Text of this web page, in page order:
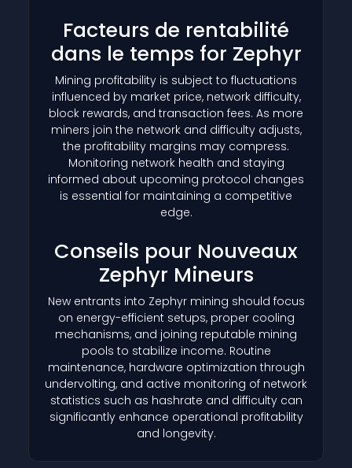
Facteurs de rentabilité
dans le temps for Zephyr
Mining profitability is subject to fluctuations
influenced by market price, network difficulty,
block rewards, and transaction fees. As more
miners join the network and difficulty adjusts,
the profitability margins may compress.
Monitoring network health and staying
informed about upcoming protocol changes
is essential for maintaining a competitive
edge.
Conseils pour Nouveaux
Zephyr Mineurs
New entrants into Zephyr mining should focus
on energy-efficient setups, proper cooling
mechanisms, and joining reputable mining
pools to stabilize income. Routine
maintenance, hardware optimization through
undervolting, and active monitoring of network
statistics such as hashrate and difficulty can
significantly enhance operational profitability
and longevity.